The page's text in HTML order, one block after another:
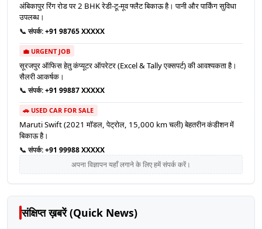
अंबिकापुर रिंग रोड पर 2 BHK रेडी-टू-मूव फ्लैट बिकाऊ है। पानी और पार्किंग सुविधा
उपलब्ध।
📞 संपर्क:+91 98765 XXXXX
💼 URGENT JOB
सूरजपुर ऑफिस हेतु कंप्यूटर ऑपरेटर (Excel & Tally एक्सपर्ट) की आवश्यकता है।
सैलरी आकर्षक।
📞 संपर्क:+91 99887 XXXXX
🚗 USED CAR FOR SALE
Maruti Swift (2021 मॉडल, पेट्रोल, 15,000 km चली) बेहतरीन कंडीशन में
बिकाऊ है।
📞 संपर्क:+91 99988 XXXXX
अपना विज्ञापन यहाँ लगाने के लिए हमें संपर्क करें।
संक्षिप्त ख़बरें (Quick News)